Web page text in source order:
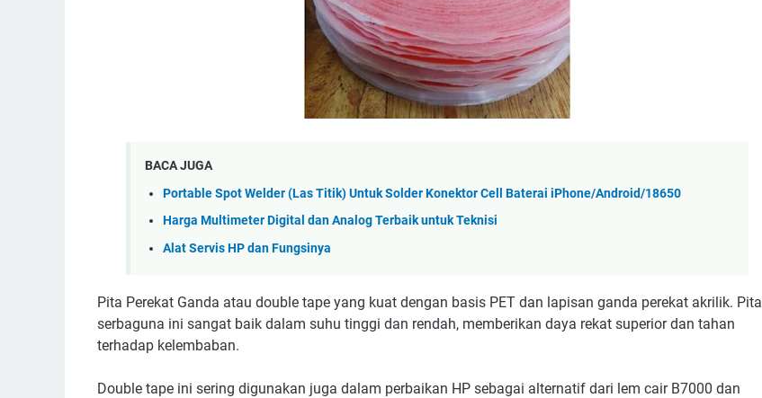
BACA JUGA
Portable Spot Welder (Las Titik) Untuk Solder Konektor Cell Baterai iPhone/Android/18650
Harga Multimeter Digital dan Analog Terbaik untuk Teknisi
Alat Servis HP dan Fungsinya
Pita Perekat Ganda atau double tape yang kuat dengan basis PET dan lapisan ganda perekat akrilik. Pita
serbaguna ini sangat baik dalam suhu tinggi dan rendah, memberikan daya rekat superior dan tahan
terhadap kelembaban.
Double tape ini sering digunakan juga dalam perbaikan HP sebagai alternatif dari lem cair B7000 dan